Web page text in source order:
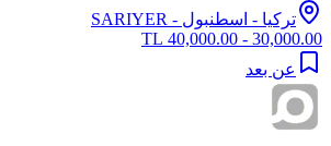
تركيا - اسطنبول - SARIYER
30,000.00 - 40,000.00 TL
عن بعد